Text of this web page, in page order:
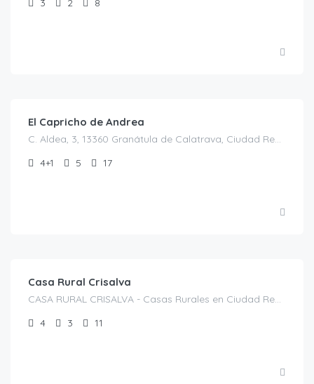
3 2 8
El Capricho de Andrea
C. Aldea, 3, 13360 Granátula de Calatrava, Ciudad Real, España, Granátula de Calatrava, Casas rurales en Ciudad Real, España
4+1
5 17
Casa Rural Crisalva
CASA RURAL CRISALVA - Casas Rurales en Ciudad Real, Calle Duque de la Victoria, 35, C. Aldea, 1, 13360 Granátula de Calatrava, Ciudad Real, España, Granátula de Calatrava, Casas rurales en Ciudad Real, Castilla-La Mancha, España
4
3 11